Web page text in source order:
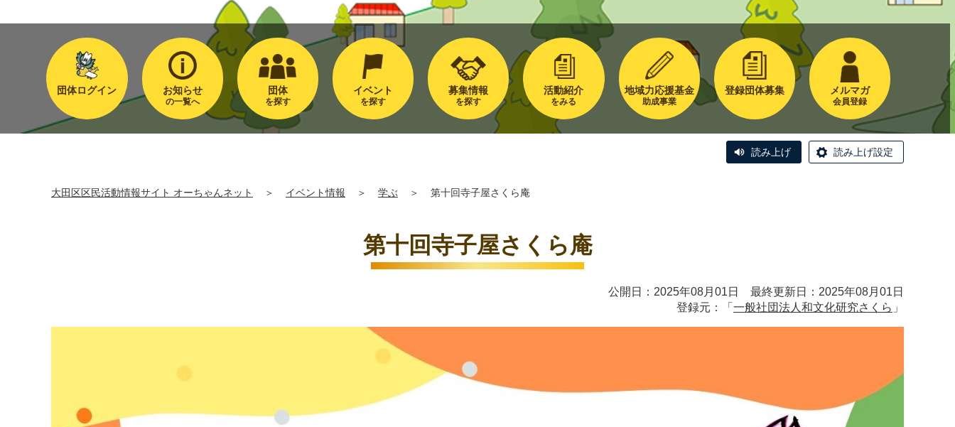
団体ログイン お知らせ
の一覧へ
団体
を探す
イベント
を探す
募集情報
を探す
活動紹介
をみる
地域力応援基金
助成事業
登録団体募集 メルマガ
会員登録
読み上げ 読み上げ設定
大田区区民活動情報サイト オーちゃんネット ＞ イベント情報 ＞ 学ぶ ＞ 第十回寺子屋さくら庵
第十回寺子屋さくら庵
公開日：2025年08月01日 最終更新日：2025年08月01日
登録元：「 一般社団法人和文化研究さくら 」